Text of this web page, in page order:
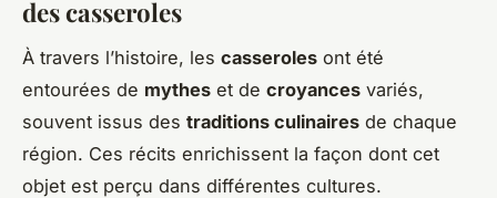
des casseroles
À travers l’histoire, les casseroles ont été
entourées de mythes et de croyances variés,
souvent issus des traditions culinaires de chaque
région. Ces récits enrichissent la façon dont cet
objet est perçu dans différentes cultures.